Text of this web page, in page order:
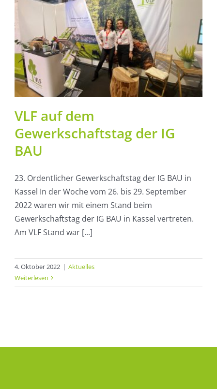
VLF auf dem
Gewerkschaftstag der IG
BAU
23. Ordentlicher Gewerkschaftstag der IG BAU in
Kassel In der Woche vom 26. bis 29. September
2022 waren wir mit einem Stand beim
Gewerkschaftstag der IG BAU in Kassel vertreten.
Am VLF Stand war [...]
4. Oktober 2022 | Aktuelles
Weiterlesen